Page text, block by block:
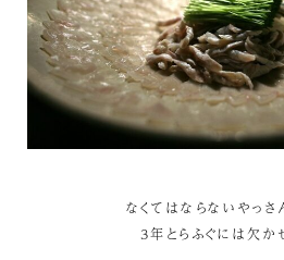
なくてはならないやっさ
3年とらふぐには欠か